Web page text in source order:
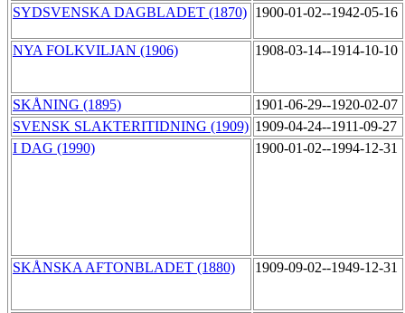
SYDSVENSKA DAGBLADET (1870) 1900-01-02--1942-05-16
NYA FOLKVILJAN (1906) 1908-03-14--1914-10-10
SKÅNING (1895)
1901-06-29--1920-02-07
SVENSK SLAKTERITIDNING (1909) 1909-04-24--1911-09-27
I DAG (1990)
1900-01-02--1994-12-31
SKÅNSKA AFTONBLADET (1880) 1909-09-02--1949-12-31